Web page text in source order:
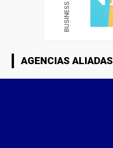
AGENCIAS ALIADAS